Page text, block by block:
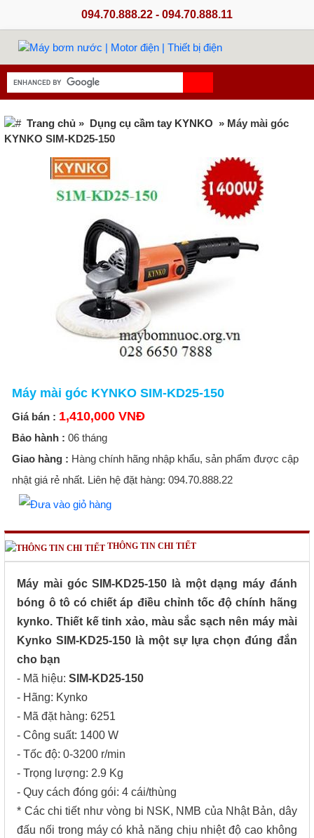
094.70.888.22 - 094.70.888.11
Trang chủ » Dụng cụ cầm tay KYNKO » Máy mài góc
KYNKO SIM-KD25-150
Máy mài góc KYNKO SIM-KD25-150
Giá bán : 1,410,000 VNĐ
Bảo hành : 06 tháng
Giao hàng : Hàng chính hãng nhập khẩu, sản phẩm được cập
nhật giá rẻ nhất. Liên hệ đặt hàng: 094.70.888.22
THÔNG TIN CHI TIẾT
Máy mài góc SIM-KD25-150 là một dạng máy đánh
bóng ô tô có chiết áp điều chỉnh tốc độ chính hãng
kynko. Thiết kế tinh xảo, màu sắc sạch nên máy mài
Kynko SIM-KD25-150 là một sự lựa chọn đúng đắn
cho bạn
- Mã hiệu:SIM-KD25-150
- Hãng: Kynko
- Mã đặt hàng: 6251
- Công suất: 1400 W
- Tốc độ: 0-3200 r/min
- Trọng lượng: 2.9 Kg
- Quy cách đóng gói: 4 cái/thùng
* Các chi tiết như vòng bi NSK, NMB của Nhật Bản, dây
đấu nối trong máy có khả năng chịu nhiệt độ cao không